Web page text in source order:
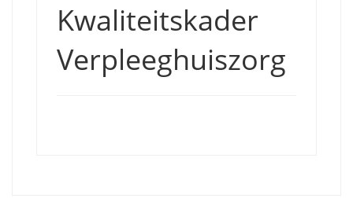
Kwaliteitskader
Verpleeghuiszorg